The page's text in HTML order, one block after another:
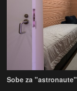
Sobe za "astronaute"